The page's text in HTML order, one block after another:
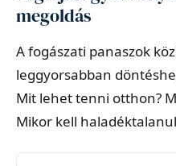
megoldás
A fogászati panaszok
leggyorsabban
Mit lehet tenni otthon?
Mikor kell haladéktalanul